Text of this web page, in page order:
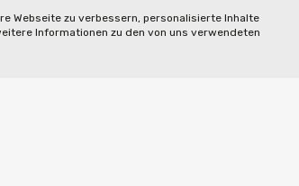
Webseite zu verbessern, personalisierte Inhalte
Informationen zu den von uns verwendeten